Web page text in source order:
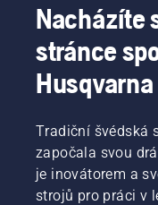
Nacházíte
stránce
Husqvarna
Tradiční švédská
započala svou
je inovátorem a
strojů pro práci v